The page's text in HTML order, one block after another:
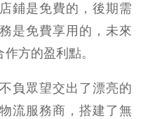
鋪是免費的，後期需
是免費享用的，未來
方的盈利點。
負眾望交出了漂亮的
流服務商，搭建了無